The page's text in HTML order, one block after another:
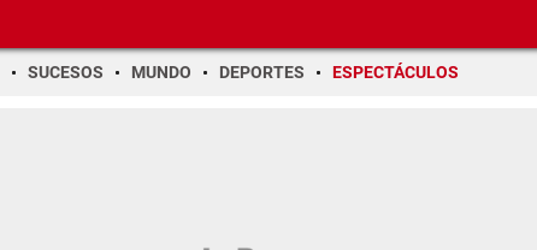
SUCESOS MUNDO DEPORTES ESPECTÁCULOS